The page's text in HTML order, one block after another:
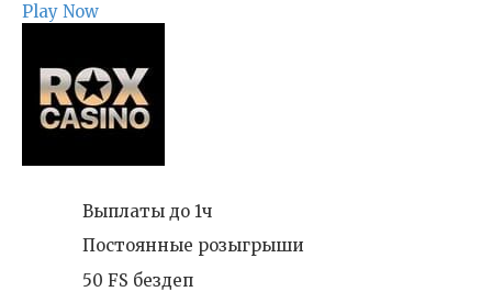
Play Now
Выплаты до 1ч
Постоянные розыгрыши
50 FS бездеп